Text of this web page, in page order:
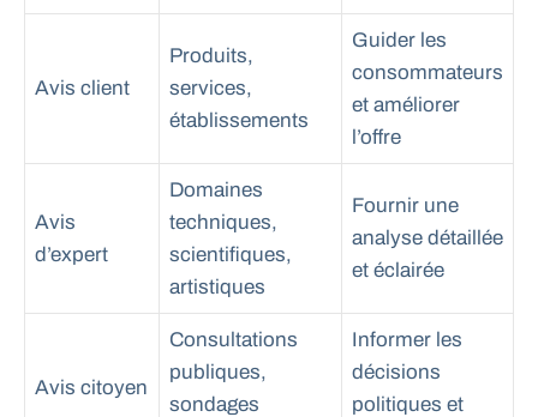
Avis client
Produits,
services,
établissements
Guider les
consommateurs
et améliorer
l’offre
Avis
d’expert
Domaines
techniques,
scientifiques,
artistiques
Fournir une
analyse détaillée
et éclairée
Avis citoyen
Consultations
publiques,
sondages
Informer les
décisions
politiques et